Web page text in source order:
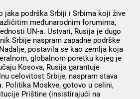
jaka podrška Srbiji i Srbima koji žive
međunarodnim forumima,
UN-a. Ustvari, Rusija je dugo
Srbije naspram zapadne podrške
postavila se kao zemlja koja
globalnom poretku kojeg je
Kosova, Rusija garantuje
celovitost Srbije, naspram stava
Politika Moskve, gotovo u celini,
Prištine (insistirajući na